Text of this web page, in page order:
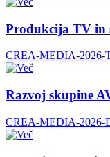
Produkcija TV in
CREA-MEDIA-2026-
Razvoj skupine
CREA-MEDIA-2026-